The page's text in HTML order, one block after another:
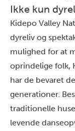
Ikke kun
Kidepo Valley
dyreliv og
mulighed for at
oprindelige folk,
har de bevaret
generationer.
traditionelle
levende